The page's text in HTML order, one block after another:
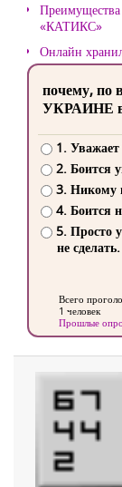
«КАТИКС»
Онлайн
почему, по
УКРАИНЕ в
1.
2. Боится
3. Никому
4. Боится
5. Просто
не сделать.
Всего
1 человек
Прошлые